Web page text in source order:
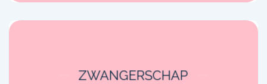
ZWANGERSCHAP